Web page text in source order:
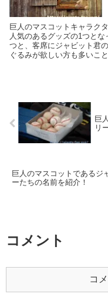
巨人のマスコットキャラク
人気のあるグッズの1つと
つと、客席にジャビット君
ぐるみが欲しい方も多いこ
巨
リ
巨人のマスコットであるジ
ーたちの名前を紹介！
コメント
コ